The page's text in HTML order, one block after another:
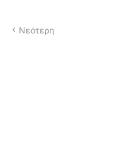
Νεότερη